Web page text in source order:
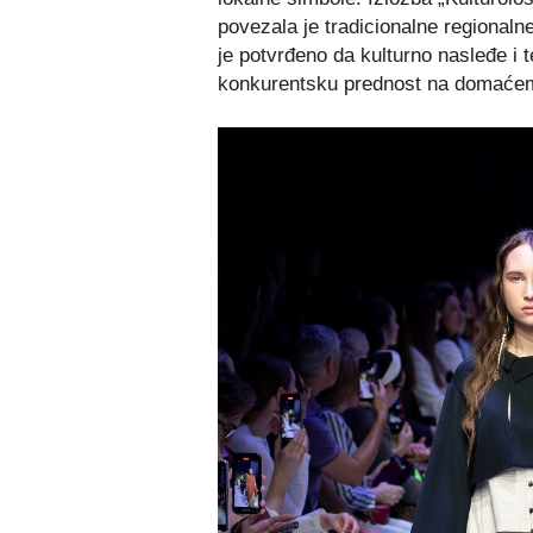
povezala je tradicionalne
je potvrđeno da kulturno nasleđe i
konkurentsku prednost na